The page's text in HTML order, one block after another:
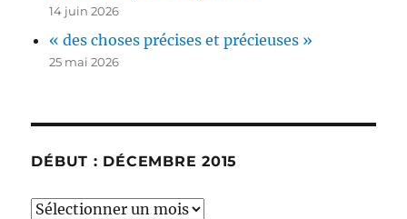
14 juin 2026
« des choses précises et précieuses »
25 mai 2026
DÉBUT : DÉCEMBRE 2015
début